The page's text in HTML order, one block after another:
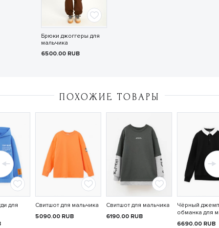
Брюки джоггеры для
мальчика
6500.00 RUB
ПОХОЖИЕ ТОВАРЫ
для
Свитшот для мальчика
5090.00 RUB
Свитшот для мальчика
6190.00 RUB
Чёрный
обманка для
6690.00 RUB